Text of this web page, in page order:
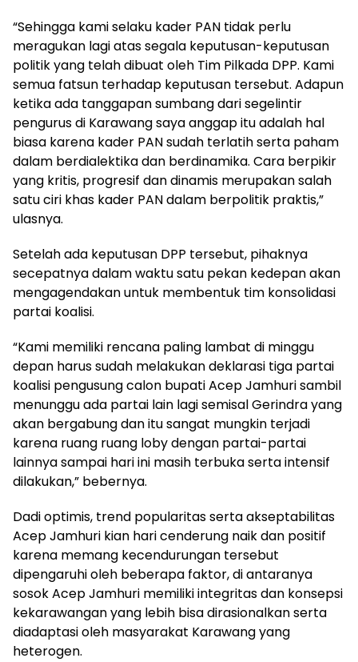
“Sehingga kami selaku kader PAN tidak perlu
meragukan lagi atas segala keputusan-keputusan
politik yang telah dibuat oleh Tim Pilkada DPP. Kami
semua fatsun terhadap keputusan tersebut. Adapun
ketika ada tanggapan sumbang dari segelintir
pengurus di Karawang saya anggap itu adalah hal
biasa karena kader PAN sudah terlatih serta paham
dalam berdialektika dan berdinamika. Cara berpikir
yang kritis, progresif dan dinamis merupakan salah
satu ciri khas kader PAN dalam berpolitik praktis,”
ulasnya.
Setelah ada keputusan DPP tersebut, pihaknya
secepatnya dalam waktu satu pekan kedepan akan
mengagendakan untuk membentuk tim konsolidasi
partai koalisi.
“Kami memiliki rencana paling lambat di minggu
depan harus sudah melakukan deklarasi tiga partai
koalisi pengusung calon bupati Acep Jamhuri sambil
menunggu ada partai lain lagi semisal Gerindra yang
akan bergabung dan itu sangat mungkin terjadi
karena ruang ruang loby dengan partai-partai
lainnya sampai hari ini masih terbuka serta intensif
dilakukan,” bebernya.
Dadi optimis, trend popularitas serta akseptabilitas
Acep Jamhuri kian hari cenderung naik dan positif
karena memang kecendurungan tersebut
dipengaruhi oleh beberapa faktor, di antaranya
sosok Acep Jamhuri memiliki integritas dan konsepsi
kekarawangan yang lebih bisa dirasionalkan serta
diadaptasi oleh masyarakat Karawang yang
heterogen.